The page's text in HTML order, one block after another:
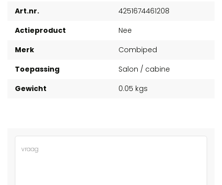
Art.nr.
4251674461208
Actieproduct
Nee
Merk
Combiped
Toepassing
Salon / cabine
Gewicht
0.05 kgs